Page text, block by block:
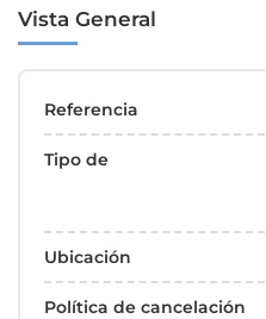
Vista General
Referencia
Tipo de
Ubicación
Política de cancelación